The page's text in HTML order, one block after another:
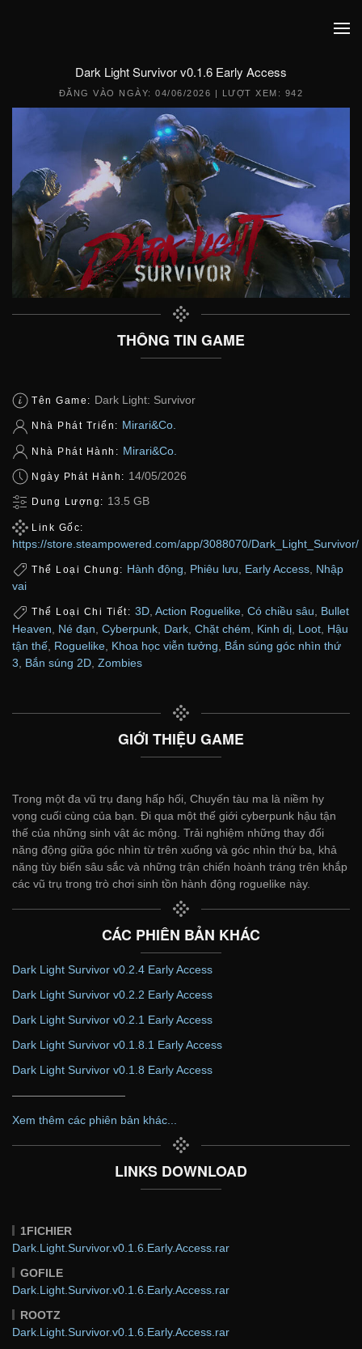
Dark Light Survivor v0.1.6 Early Access
ĐĂNG VÀO NGÀY:04/06/2026 | LƯỢT XEM: 942
THÔNG TIN GAME
Tên Game: Dark Light: Survivor
Nhà Phát Triển: Mirari&Co.
Nhà Phát Hành: Mirari&Co.
Ngày Phát Hành: 14/05/2026
Dung Lượng: 13.5 GB
Link Gốc:
https://store.steampowered.com/app/3088070/Dark_Light_Survivor/
Thể Loại Chung: Hành động Phiêu lưu Early Access Nhập
vai
Thể Loại Chi Tiết: 3D, Action Roguelike, Có chiều sâu, Bullet
Heaven
Né đạn Cyberpunk Dark Chặt chém Kinh dị Loot Hậu
tận thế Roguelike Khoa học viễn tưởng
Bắn súng góc nhìn thứ
3
Bắn súng 2D Zombies
GIỚI THIỆU GAME
Trong một đa vũ trụ đang hấp hối, Chuyến tàu ma là niềm hy
vọng cuối cùng của bạn. Đi qua một thế giới cyberpunk hậu tận
thế của những sinh vật ác mộng. Trải nghiệm những thay đổi
năng động giữa góc nhìn từ trên xuống và góc nhìn thứ ba, khả
năng tùy biến sâu sắc và những trận chiến hoành tráng trên khắp
các vũ trụ trong trò chơi sinh tồn hành động roguelike này.
CÁC PHIÊN BẢN KHÁC
Dark Light Survivor v0.2.4 Early Access
Dark Light Survivor v0.2.2 Early Access
Dark Light Survivor v0.2.1 Early Access
Dark Light Survivor v0.1.8.1 Early Access
Dark Light Survivor v0.1.8 Early Access
——————————
Xem thêm các phiên bản khác...
LINKS DOWNLOAD
1FICHIER
Dark.Light.Survivor.v0.1.6.Early.Access.rar
GOFILE
Dark.Light.Survivor.v0.1.6.Early.Access.rar
ROOTZ
Dark.Light.Survivor.v0.1.6.Early.Access.rar